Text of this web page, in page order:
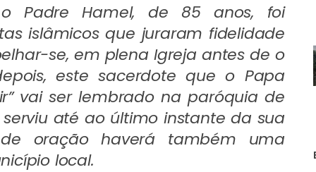
Padre Hamel, de 85 anos, foi
islâmicos que juraram fidelidade
se, em plena Igreja antes de o
este sacerdote que o Papa
vai ser lembrado na paróquia de
até ao último instante da sua
oração haverá também uma
local.